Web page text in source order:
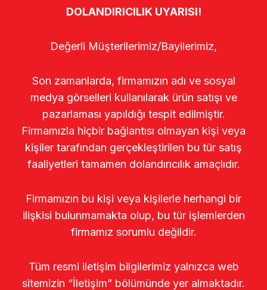
DOLANDIRICILIK UYARISI!
Değerli Müşterilerimiz/Bayilerimiz,
Son zamanlarda, firmamızın adı ve sosyal
medya görselleri kullanılarak ürün satışı ve
pazarlaması yapıldığı tespit edilmiştir.
Firmamızla hiçbir bağlantısı olmayan kişi veya
kişiler tarafından gerçekleştirilen bu tür satış
faaliyetleri tamamen dolandırıcılık amaçlıdır.
Firmamızın bu kişi veya kişilerle herhangi bir
ilişkisi bulunmamakta olup, bu tür işlemlerden
firmamız sorumlu değildir.
Tüm resmi iletişim bilgilerimiz yalnızca web
sitemizin “İletişim” bölümünde yer almaktadır.